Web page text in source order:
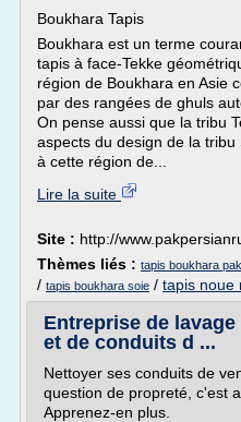
Boukhara Tapis
Boukhara est un terme
tapis à face-Tekke
région de Boukhara en Asie
par des rangées de ghuls
On pense aussi que la tribu
aspects du design de la
à cette région de...
Lire la suite
Site : http://
Thèmes liés : tapis boukhara
/ tapis boukhara soie / tapis noue
Entreprise de
et de conduits d ...
Nettoyer ses conduits de
question de propreté, c'est
Apprenez-en plus.